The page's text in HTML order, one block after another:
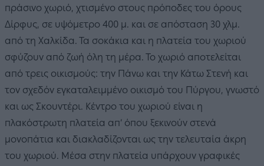
πράσινο χωριό, χτισμένο στους πρόποδες του όρους
Δίρφυς, σε υψόμετρο 400 μ. και σε απόσταση 30 χλμ.
από τη Χαλκίδα. Τα σοκάκια και η πλατεία του χωριού
σφύζουν από ζωή όλη τη μέρα. Το χωριό αποτελείται
από τρεις οικισμούς: την Πάνω και την Κάτω Στενή και
τον σχεδόν εγκαταλειμμένο οικισμό του Πύργου, γνωστό
και ως Σκουντέρι. Κέντρο του χωριού είναι η
πλακόστρωτη πλατεία απ’ όπου ξεκινούν στενά
μονοπάτια και διακλαδίζονται ως την τελευταία άκρη
του χωριού. Μέσα στην πλατεία υπάρχουν γραφικές